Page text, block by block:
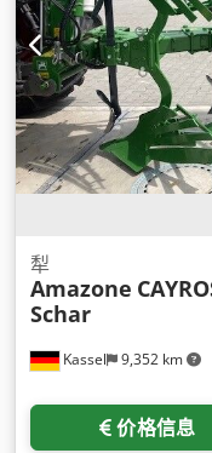
Kassel 9,352 km
犁
Amazone
Schar
价格信息